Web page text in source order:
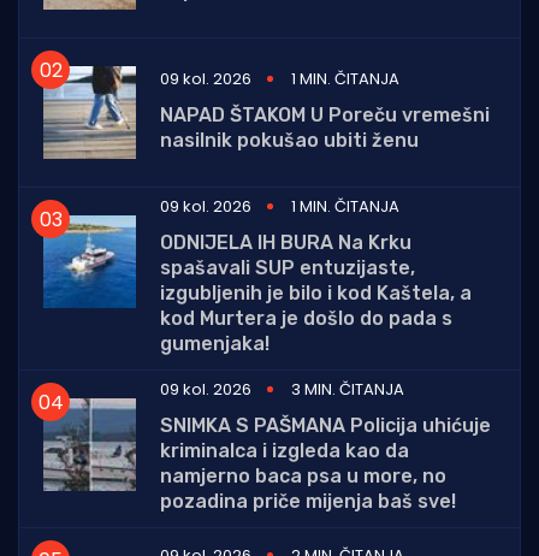
09 kol. 2026
1 MIN. ČITANJA
NAPAD ŠTAKOM U Poreču vremešni
nasilnik pokušao ubiti ženu
09 kol. 2026
1 MIN. ČITANJA
ODNIJELA IH BURA Na Krku
spašavali SUP entuzijaste,
izgubljenih je bilo i kod Kaštela, a
kod Murtera je došlo do pada s
gumenjaka!
09 kol. 2026
3 MIN. ČITANJA
SNIMKA S PAŠMANA Policija uhićuje
kriminalca i izgleda kao da
namjerno baca psa u more, no
pozadina priče mijenja baš sve!